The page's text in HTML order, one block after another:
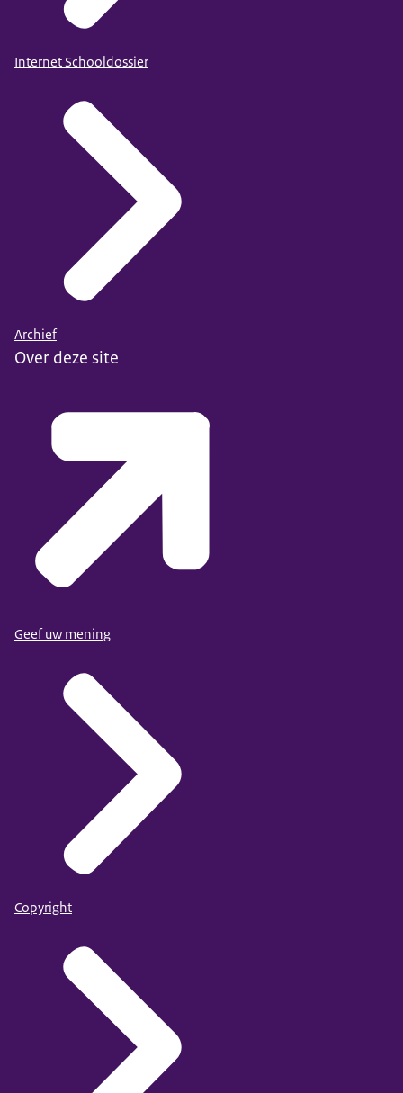
Internet Schooldossier
Archief
Over deze site
Geef uw mening
Copyright